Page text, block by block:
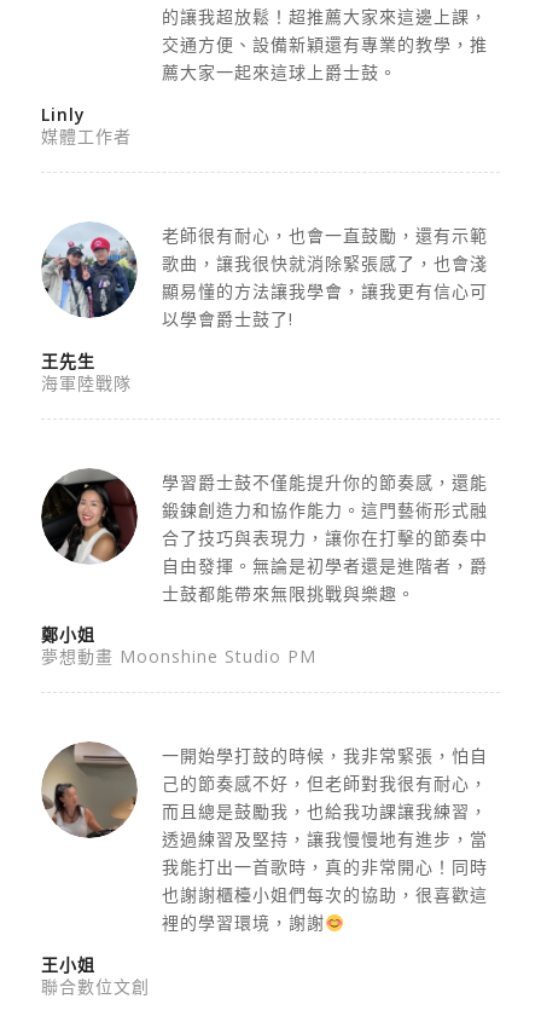
的讓我超放鬆！ 超推薦大家來這邊上課，
交通方便、設備新穎還有專業的教學， 推
薦大家一起來這球上爵士鼓。
Linly
媒體工作者
老師很有耐心，也會一直鼓勵，還有示範
歌曲，讓我很快就消除緊張感了，也會淺
顯易懂的方法讓我學會，讓我更有信心可
以學會爵士鼓了!
王先生
海軍陸戰隊
學習爵士鼓不僅能提升你的節奏感，還能
鍛鍊創造力和協作能力。這門藝術形式融
合了技巧與表現力，讓你在打擊的節奏中
自由發揮。無論是初學者還是進階者，爵
士鼓都能帶來無限挑戰與樂趣。
鄭小姐
夢想動畫 Moonshine Studio PM
一開始學打鼓的時候，我非常緊張，怕自
己的節奏感不好，但老師對我很有耐心，
而且總是鼓勵我，也給我功課讓我練習，
透過練習及堅持，讓我慢慢地有進步，當
我能打出一首歌時，真的非常開心！同時
也謝謝櫃檯小姐們每次的協助，很喜歡這
裡的學習環境，謝謝
王小姐
聯合數位文創